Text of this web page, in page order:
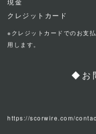
現金
※クレジットカードでのお支